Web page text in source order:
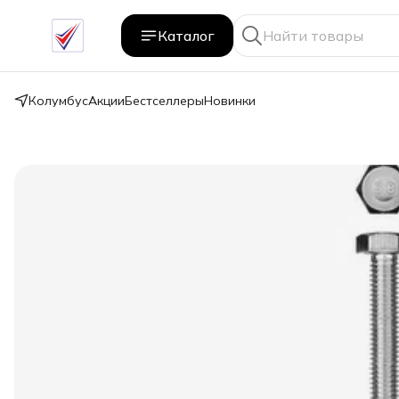
Каталог
КолумбусАкцииБестселлерыНовинки